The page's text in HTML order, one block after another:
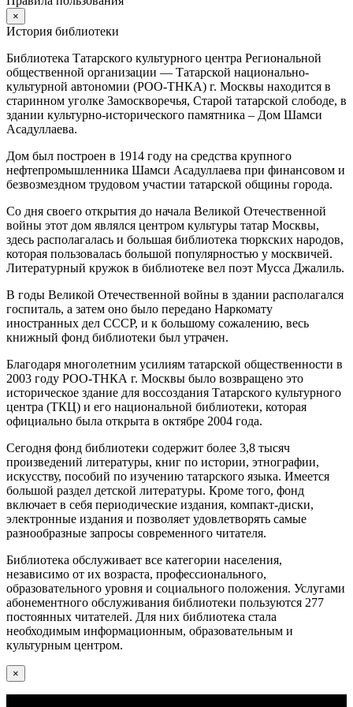
×
История библиотеки
Библиотека Татарского культурного центра Региональной
общественной организации — Татарской национально-
культурной автономии (РОО-ТНКА) г. Москвы находится в
старинном уголке Замоскворечья, Старой татарской слободе, в
здании культурно-исторического памятника – Дом Шамси
Асадуллаева.
Дом был построен в 1914 году на средства крупного
нефтепромышленника Шамси Асадуллаева при финансовом и
безвозмездном трудовом участии татарской общины города.
Со дня своего открытия до начала Великой Отечественной
войны этот дом являлся центром культуры татар Москвы,
здесь располагалась и большая библиотека тюркских народов,
которая пользовалась большой популярностью у москвичей.
Литературный кружок в библиотеке вел поэт Мусса Джалиль.
В годы Великой Отечественной войны в здании располагался
госпиталь, а затем оно было передано Наркомату
иностранных дел СССР, и к большому сожалению, весь
книжный фонд библиотеки был утрачен.
Благодаря многолетним усилиям татарской общественности в
2003 году РОО-ТНКА г. Москвы было возвращено это
историческое здание для воссоздания Татарского культурного
центра (ТКЦ) и его национальной библиотеки, которая
официально была открыта в октябре 2004 года.
Сегодня фонд библиотеки содержит более 3,8 тысяч
произведений литературы, книг по истории, этнографии,
искусству, пособий по изучению татарского языка. Имеется
большой раздел детской литературы. Кроме того, фонд
включает в себя периодические издания, компакт-диски,
электронные издания и позволяет удовлетворять самые
разнообразные запросы современного читателя.
Библиотека обслуживает все категории населения,
независимо от их возраста, профессионального,
образовательного уровня и социального положения. Услугами
абонементного обслуживания библиотеки пользуются 277
постоянных читателей. Для них библиотека стала
необходимым информационным, образовательным и
культурным центром.
×